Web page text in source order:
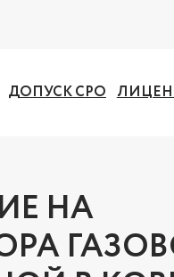
ДОПУСК СРО
НА